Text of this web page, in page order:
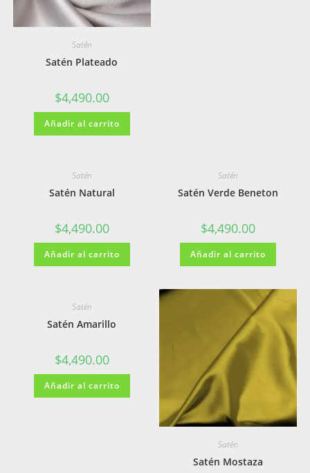
Satén
Satén Plateado
$4,490.00
Añadir al carrito
Satén
Satén Natural
$4,490.00
Añadir al carrito
Satén
Satén Verde Beneton
$4,490.00
Añadir al carrito
Satén
Satén Amarillo
$4,490.00
Añadir al carrito
Satén
Satén Mostaza